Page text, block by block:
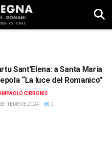
Sant’Elena: a Santa Maria
“La luce del Romanico”
CIRRONIS
2024
0